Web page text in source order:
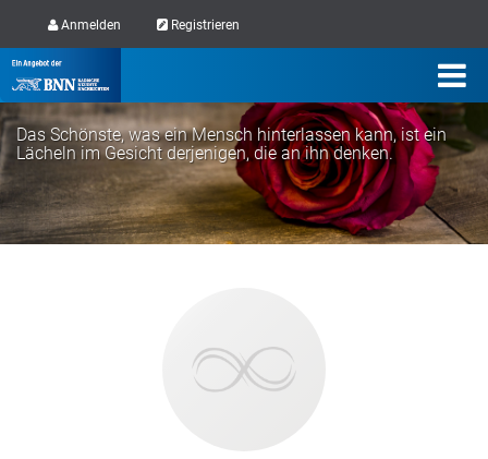
Anmelden Registrieren
Das Schönste, was ein Mensch hinterlassen kann, ist ein
Lächeln im Gesicht derjenigen, die an ihn denken.